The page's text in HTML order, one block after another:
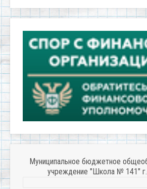
Муниципальное бюджетное
учреждение "Школа № 141"